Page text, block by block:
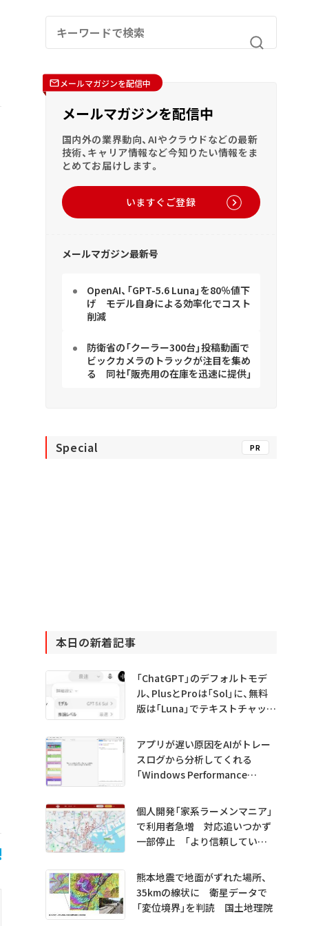
メールマガジンを配信中
メールマガジンを配信中
国内外の業界動向、AIやクラウドなどの最新
技術、キャリア情報など今知りたい情報をま
とめてお届けします。
いますぐご登録
メールマガジン最新号
OpenAI、「GPT-5.6 Luna」を80％値下
げ モデル自身による効率化でコスト
削減
防衛省の「クーラー300台」投稿動画で
ビックカメラのトラックが注目を集め
る 同社「販売用の在庫を迅速に提供」
Special PR
本日の新着記事
「ChatGPT」のデフォルトモデ
ル、PlusとProは「Sol」に、無料
版は「Luna」でテキストチャット
アプリが遅い原因をAIがトレー
スログから分析してくれる
「Windows Performance
プレビュー公開
個人開発「家系ラーメンマニア」
で利用者急増 対応追いつかず
一部停止 「より信頼していた
熊本地震で地面がずれた場所、
35kmの線状に 衛星データで
「変位境界」を判読 国土地理院